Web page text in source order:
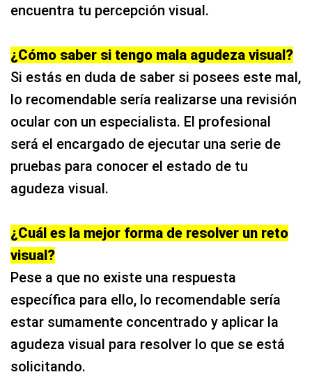
encuentra tu percepción visual.
¿Cómo saber si tengo mala agudeza visual?
Si estás en duda de saber si posees este mal,
lo recomendable sería realizarse una revisión
ocular con un especialista. El profesional
será el encargado de ejecutar una serie de
pruebas para conocer el estado de tu
agudeza visual.
¿Cuál es la mejor forma de resolver un reto
visual?
Pese a que no existe una respuesta
específica para ello, lo recomendable sería
estar sumamente concentrado y aplicar la
agudeza visual para resolver lo que se está
solicitando.